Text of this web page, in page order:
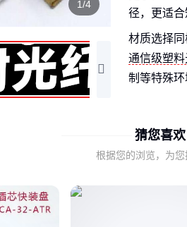
1/4
径，更适合
材质选择
通信级塑料
制等特殊环
二、衰减
严格控制
猜您喜欢
根据您的浏览，为您